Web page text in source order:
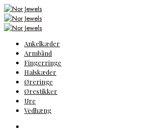
Ankelkæder
Armbånd
Fingerringe
Halskæder
Øreringe
Ørestikker
Ure
Vedhæng